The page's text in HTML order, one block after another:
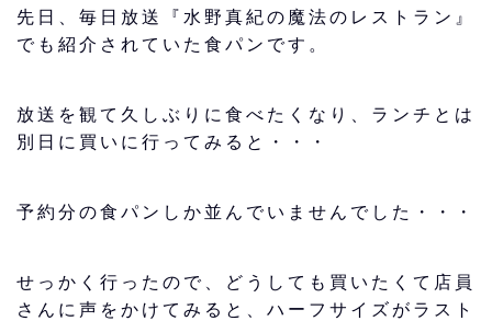
先日、毎日放送『水野真紀の魔法のレストラン』
でも紹介されていた食パンです。
放送を観て久しぶりに食べたくなり、ランチとは
別日に買いに行ってみると・・・
予約分の食パンしか並んでいませんでした・・・
せっかく行ったので、どうしても買いたくて店員
さんに声をかけてみると、ハーフサイズがラスト